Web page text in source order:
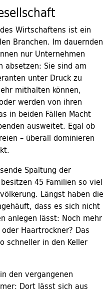
Wirtschaftens ist ein
Branchen. Im dauernden
nur Unternehmen
absetzen: Sie sind am
unter Druck zu
mithalten können,
werden von ihren
in beiden Fällen Macht
ausweitet. Egal ob
– überall dominieren
Spaltung der
45 Familien so viel
Längst haben die
dass es sich nicht
anlegen lässt: Noch mehr
Haartrockner? Das
schneller in den Keller
den vergangenen
Dort lässt sich aus